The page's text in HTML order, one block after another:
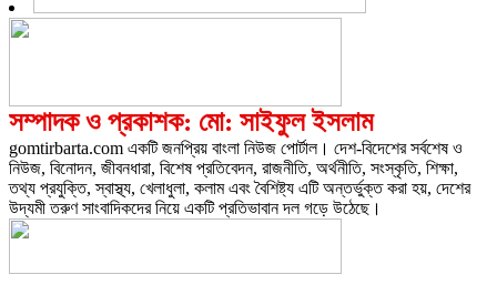
সম্পাদক ও প্রকাশক: মো: সাইফুল ইসলাম
gomtirbarta.com একটি জনপ্রিয় বাংলা নিউজ পোর্টাল। দেশ-বিদেশের সর্বশেষ ও
নিউজ, বিনোদন, জীবনধারা, বিশেষ প্রতিবেদন, রাজনীতি, অর্থনীতি, সংস্কৃতি, শিক্ষা,
তথ্য প্রযুক্তি, স্বাস্থ্য, খেলাধুলা, কলাম এবং বৈশিষ্ট্য এটি অন্তর্ভুক্ত করা হয়, দেশের
উদ্যমী তরুণ সাংবাদিকদের নিয়ে একটি প্রতিভাবান দল গড়ে উঠেছে।